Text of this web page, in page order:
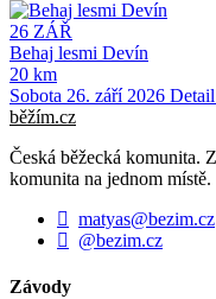
26 ZÁŘ
Behaj lesmi Devín
20 km
Sobota 26. září 2026
běžím.cz
Česká běžecká komunita.
komunita na jednom místě.
matyas@bezim.cz
@bezim.cz
Závody